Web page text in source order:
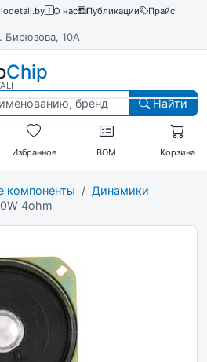
О нас Публикации
Прайс
Бирюзова, 10А
Chip
Найти
Избранное BOM Корзина
компоненты
Динамики
4ohm